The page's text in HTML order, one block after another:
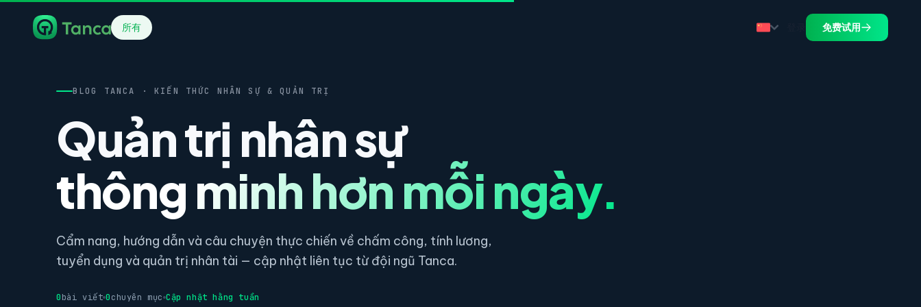
所有 免费试用
BLOG TANCA · KIẾN THỨC NHÂN SỰ & QUẢN TRỊ
Quản trị nhân sự
thông minh hơn mỗi ngày.
Cẩm nang, hướng dẫn và câu chuyện thực chiến về chấm công, tính lương,
tuyển dụng và quản trị nhân tài — cập nhật liên tục từ đội ngũ Tanca.
0bài viết 0chuyên mục Cập nhật hằng tuần